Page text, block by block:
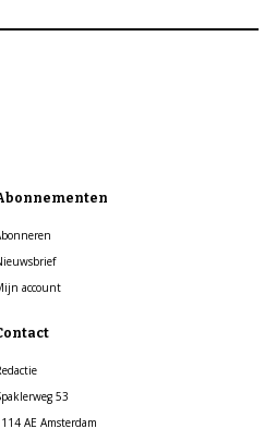
account
53
AE Amsterdam